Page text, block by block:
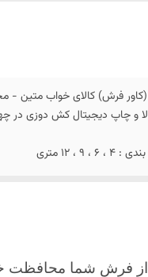
فرش) کالای خواب متین -
بالا و چاپ دیجیتال کش
، 12 متری
فرش شما محافظت